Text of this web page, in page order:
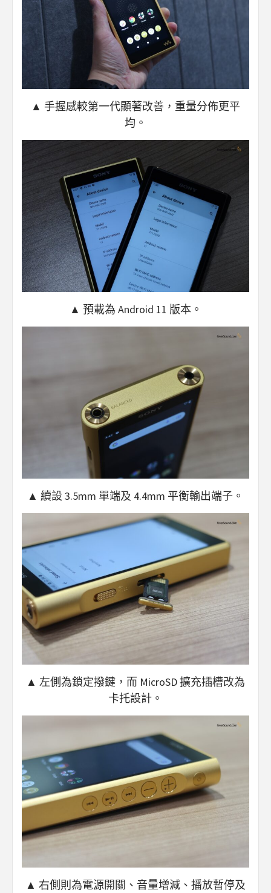
▲ 手握感較第一代顯著改善，重量分佈更平
均。
▲ 預載為 Android 11 版本。
▲ 續設 3.5mm 單端及 4.4mm 平衡輸出端子。
▲ 左側為鎖定撥鍵，而 MicroSD 擴充插槽改為
卡托設計。
▲ 右側則為電源開關、音量增減、播放暫停及